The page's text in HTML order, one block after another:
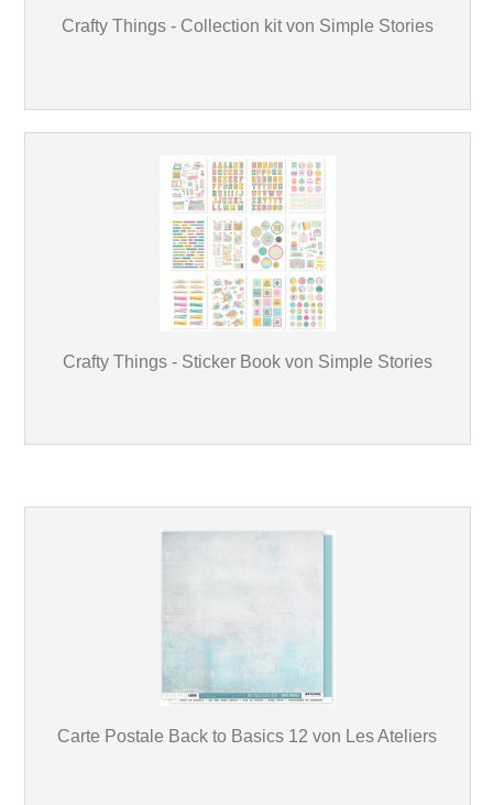
Crafty Things - Collection kit von Simple Stories
Crafty Things - Sticker Book von Simple Stories
Carte Postale Back to Basics 12 von Les Ateliers